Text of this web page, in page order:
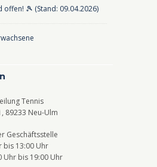
offen! 🎾 (Stand: 09.04.2026)
Tennis
89233 Neu-Ulm
Geschäftsstelle
bis 13:00 Uhr
Uhr bis 19:00 Uhr